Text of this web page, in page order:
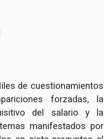
de cuestionamientos
forzadas, la
del salario y la
manifestados por